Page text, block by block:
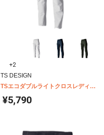
+2
TS DESIGN
TSエコダブルライトクロスレディー
スカーゴパンツ 56041
¥5,790